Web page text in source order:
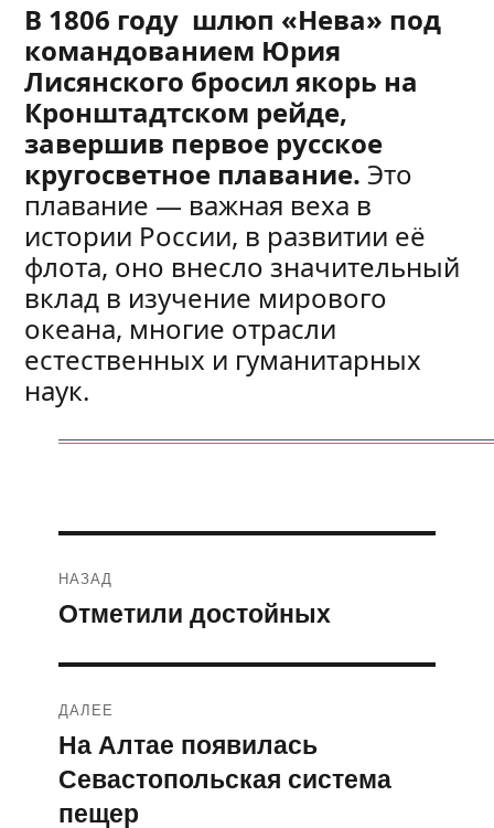
В 1806 году шлюп «Нева» под
командованием Юрия
Лисянского бросил якорь на
Кронштадтском рейде,
завершив первое русское
кругосветное плавание.Это
плавание — важная веха в
истории России, в развитии её
флота, оно внесло значительный
вклад в изучение мирового
океана, многие отрасли
естественных и гуманитарных
наук.
по
НАЗАД
Предыдущая
Отметили достойных
ДАЛЕЕ
Следующая
запись:
На Алтае появилась
Севастопольская система
пещер